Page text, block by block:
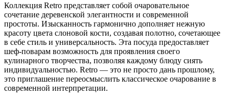
Коллекция Retro представляет собой очаровательное
сочетание деревенской элегантности и современной
простоты. Изысканность гармонично дополняет нежную
красоту цвета слоновой кости, создавая полотно, сочетающее
в себе стиль и универсальность. Эта посуда предоставляет
шеф-поварам возможность для проявления своего
кулинарного творчества, позволяя каждому блюду сиять
индивидуальностью. Retro — это не просто дань прошлому,
это приглашение переосмыслить классическое очарование в
современной интерпретации.